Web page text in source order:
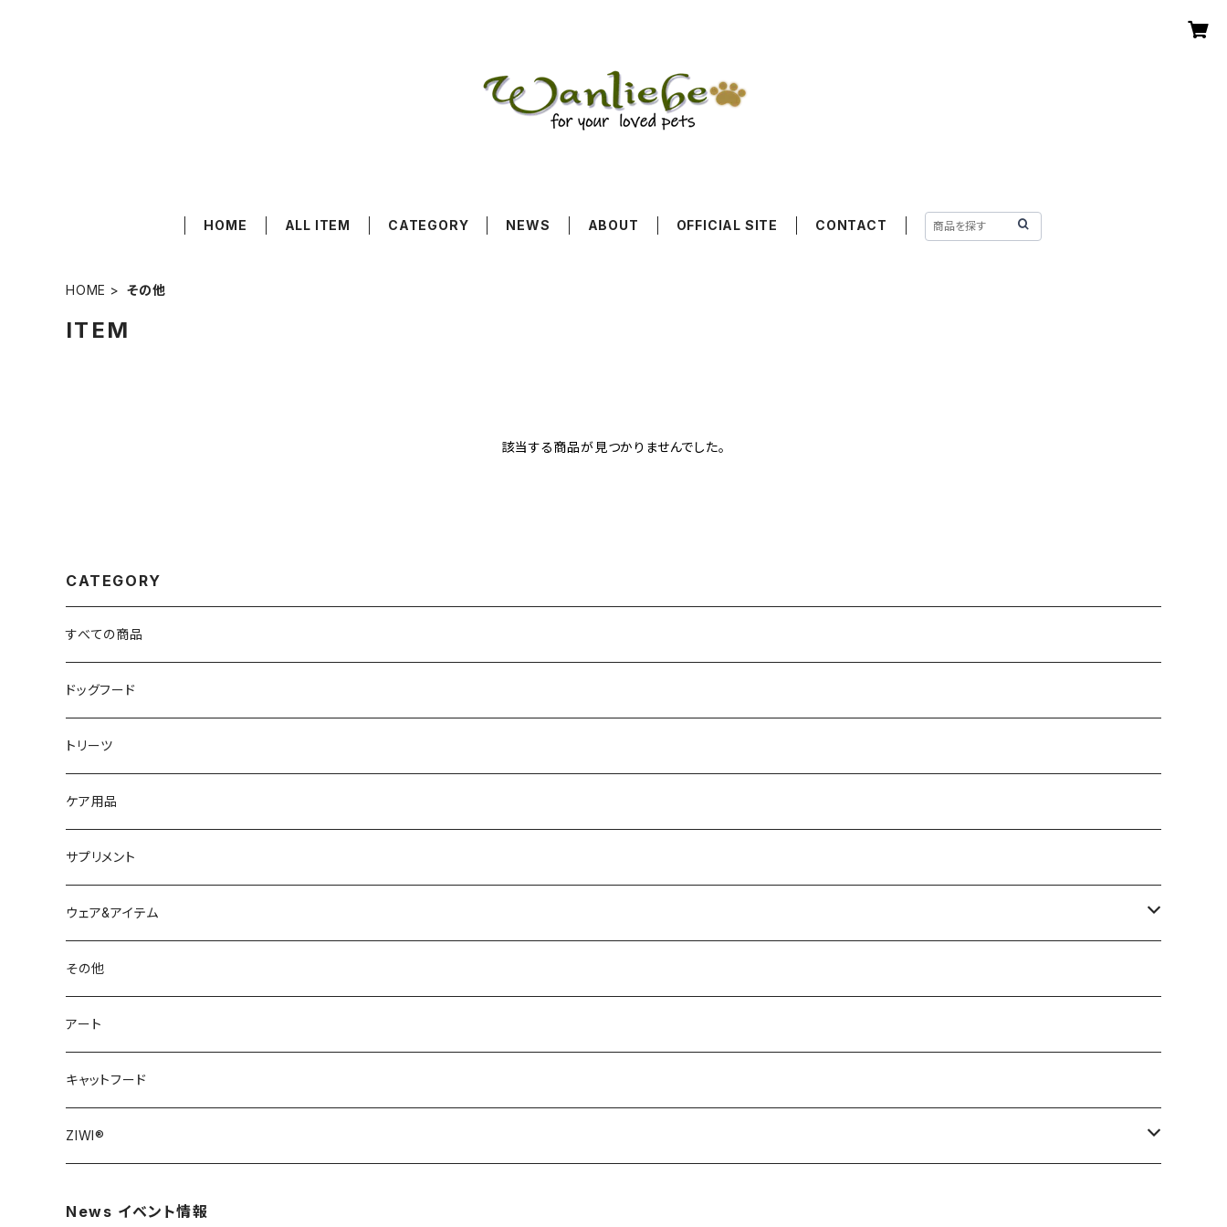
HOME ALL ITEM CATEGORY NEWS ABOUT OFFICIAL SITE CONTACT
HOME その他
ITEM
該当する商品が見つかりませんでした。
CATEGORY
すべての商品
ドッグフード
トリーツ
ケア用品
サプリメント
ウェア&アイテム
ウェア
リーシュ・ハーネス
おもちゃ
犬用おもちゃ
その他
アート
キャットフード
ZIWI®
News イベント情報